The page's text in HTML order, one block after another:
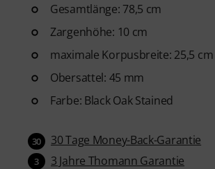
Gesamtlänge: 78,5 cm
Zargenhöhe: 10 cm
maximale Korpusbreite: 25,5 cm
Obersattel: 45 mm
Farbe: Black Oak Stained
30 30 Tage Money-Back-Garantie
3 3 Jahre Thomann Garantie